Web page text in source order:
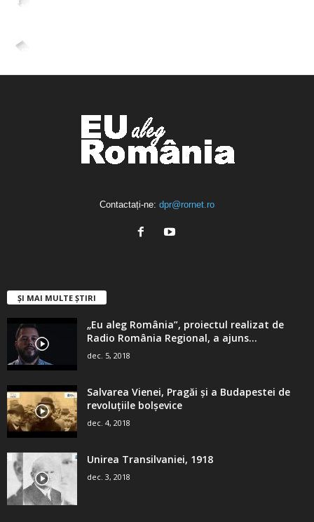
2,265
4,400
Contactați-ne: dpr@rornet.ro
ȘI MAI MULTE ȘTIRI
„Eu aleg România”, proiectul realizat de
Radio România Regional, a ajuns...
dec. 5, 2018
Salvarea Vienei, Pragăi şi a Budapestei de
revoluţiile bolşevice
dec. 4, 2018
Unirea Transilvaniei, 1918
dec. 3, 2018